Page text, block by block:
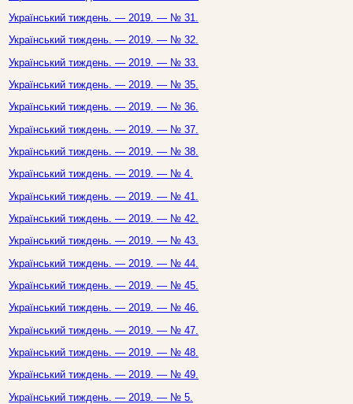
Український тиждень. — 2019. — № 31.
Український тиждень. — 2019. — № 32.
Український тиждень. — 2019. — № 33.
Український тиждень. — 2019. — № 35.
Український тиждень. — 2019. — № 36.
Український тиждень. — 2019. — № 37.
Український тиждень. — 2019. — № 38.
Український тиждень. — 2019. — № 4.
Український тиждень. — 2019. — № 41.
Український тиждень. — 2019. — № 42.
Український тиждень. — 2019. — № 43.
Український тиждень. — 2019. — № 44.
Український тиждень. — 2019. — № 45.
Український тиждень. — 2019. — № 46.
Український тиждень. — 2019. — № 47.
Український тиждень. — 2019. — № 48.
Український тиждень. — 2019. — № 49.
Український тиждень. — 2019. — № 5.